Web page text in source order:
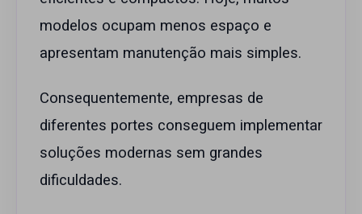
modelos ocupam menos espaço e
apresentam manutenção mais simples.
Consequentemente, empresas de
diferentes portes conseguem implementar
soluções modernas sem grandes
dificuldades.